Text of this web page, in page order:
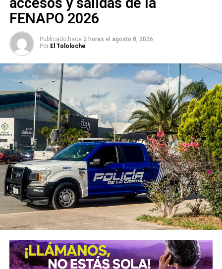
Estas actividades forman parte de los programas
permanentes de mantenimiento urbano que se llevan a
cabo en distintos puntos de la ciudad para conservar
espacios públicos y áreas verdes.
También lee:Cien artistas urbanos pintarán murales
mundialistas en San Luis Potosí
ARTÍCULOS RELACIONADOS:
SIGUIENTE
“El Realito” acumula casi diez meses sin suministrar
agua desde el 2021 por fallas
NO TE PIERDAS
FENAPO 2026
Publicado hace 2 horas el agosto 8, 2026
Por El Tololoche